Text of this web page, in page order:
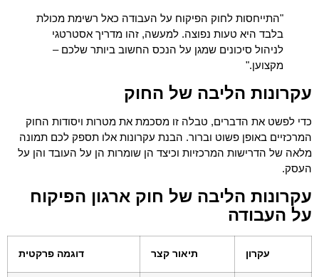
"התייחסות לחוק הפיקוח על העבודה כאל רשימת מכולת
בלבד היא טעות נפוצה. למעשה, זהו מדריך אסטרטגי
לניהול סיכונים שמגן על הנכס החשוב ביותר שלכם –
מקצוען."
עקרונות הליבה של החוק
כדי לפשט את הדברים, טבלה זו מסכמת את מטרות ויסודות החוק
המרכזיים באופן פשוט וברור. הבנת עקרונות אלו תספק לכם תמונה
מלאה של הדרישות המרכזיות וכיצד הן שומרות הן על העובד והן על
העסק.
עקרונות הליבה של חוק ארגון הפיקוח
על העבודה
עקרון תיאור קצר דוגמה פרקטית